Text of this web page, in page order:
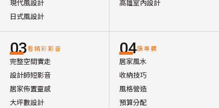
現代風設計
日式風設計
高雄室內設計
03看精彩影音
完整空間實走
設計師短影音
居家佈置靈感
大坪數設計
04讀專欄
居家風水
收納技巧
風格營造
預算分配